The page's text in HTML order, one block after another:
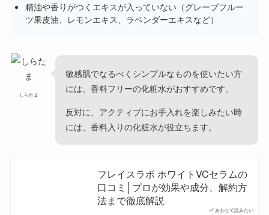
精油や香りがつくエキスが入っていない（グレープフルー
ツ果皮油、レモンエキス、ラベンダーエキスなど）
しらたま
敏感肌でなるべくシンプルなものを使いたい方
には、香料フリーの化粧水がおすすめです。
反対に、アクティブにお手入れを楽しみたい時
には、香料入りの化粧水が役立ちます。
あわせて読みたい
フレイスラボ ホワイトVCセラムの
口コミ│プロが効果や成分、解約方
法まで徹底解説